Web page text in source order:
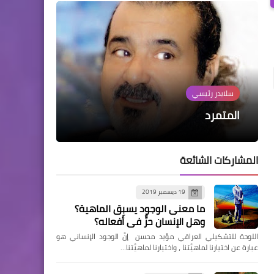
سلايدر رئيسي
المتمرد
سلايدر رئيسي
خليلتي
سلايدر رئيسي
غذاء النفوس وطب العقول
سلايدر رئيسي
الجميلات هنّ القويات
سلايدر رئيسي
ملاحة صفراء
المشاركات الشائعة
19 ديسمبر 2019
ما معنى الوجود يسبِق الماهية؟
وهل الإنسان حرٌّ في أفعاله؟
اللوحة للتشكيلي العراقي مؤيد محسن إنَّ الوجود الإنساني هو
عبارة عن اختيارنا لماهيَّتنا ، واختيارنا لماهيَّتنا…